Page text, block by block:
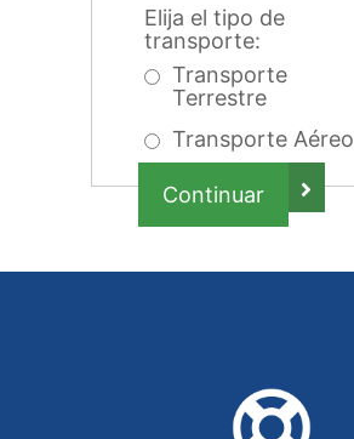
Elija el tipo de
transporte:
Transporte
Terrestre
Transporte Aéreo
